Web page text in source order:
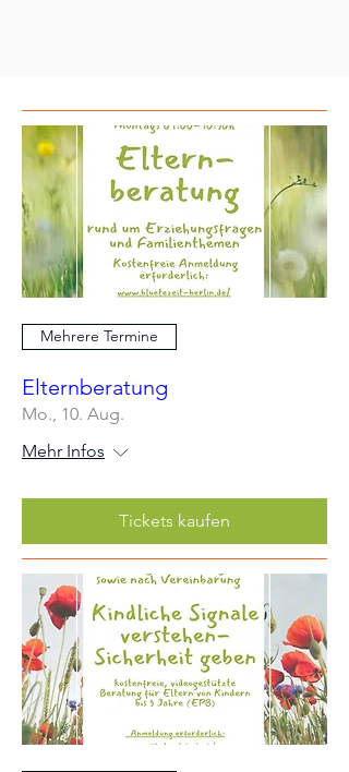
Mehrere Termine
Elternberatung
Mo., 10. Aug.
Mehr Infos
Tickets kaufen